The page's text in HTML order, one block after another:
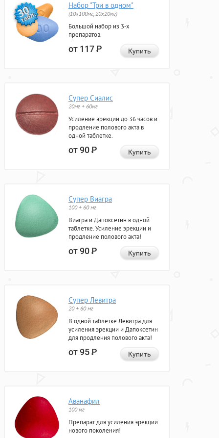
Набор "Три в одном"
(10x100мг, 20x20мг)
Большой набор из 3-х
препаратов.
от 117Р Купить
Супер Сиалис
20мг + 60мг
Усиление эрекции до 36 часов и
продление полового акта в
одной таблетке.
от 90Р Купить
Супер Виагра
100 + 60 мг
Виагра и Дапоксетин в одной
таблетке. Усиление эрекции и
продление полового акта!
от 90Р Купить
Супер Левитра
20 + 60 мг
В одной таблетке Левитра для
усиления эрекции и Дапоксетин
для продления полового акта!
от 95Р Купить
Аванафил
100 мг
Препарат для усиления эрекции
нового поколения!